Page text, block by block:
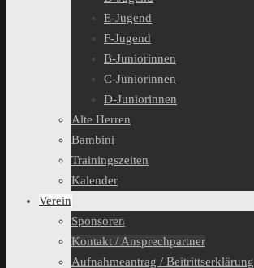
E-Jugend
F-Jugend
B-Juniorinnen
C-Juniorinnen
D-Juniorinnen
Alte Herren
Bambini
Trainingszeiten
Kalender
Verein
Sponsoren
Kontakt / Ansprechpartner
Aufnahmeantrag / Beitrittserklärung